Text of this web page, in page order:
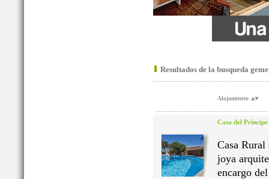
Resultados de la busqueda
Alojamiento
Casa del Príncipe
Casa
joya
encargo